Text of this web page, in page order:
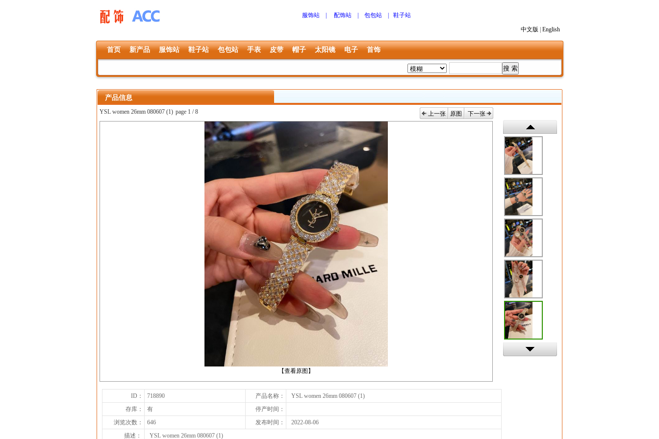
服饰站 配饰站 包包站 鞋子站
中文版 English
首页 新产品 服饰站 鞋子站 包包站 手表 皮带 帽子 太阳镜 电子 首饰
产品信息
YSL women 26mm 080607 (1) page 1 / 8 上一张 原图 下一张
【查看原图】
上一张
ID： 718890 产品名称：
YSL women 26mm 080607 (1)
存库：
有
停产时间：
浏览次数：
646 发布时间：
2022-08-06
描述：
YSL women 26mm 080607 (1)